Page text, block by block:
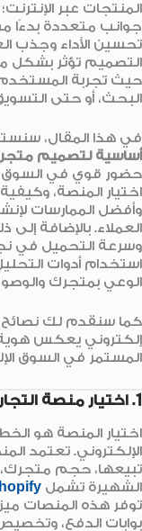
المنتجات عبر
جوانب متعددة بدءًا
تحسين الأداء وجذب
التصميم تؤثر بشكل
حيث تجربة
البحث، أو حتى
في هذا المقال،
أساسية لتصميم متجر
حضور قوي في السوق
اختيار المنصة،
وأفضل الممارسات
العملاء. بالإضافة
وسرعة التحميل في
استخدام أدوات
الوعي بمتجرك
كما سنقدم لك
إلكتروني يعكس هوية
المستمر في السوق
1. اختيار منصة التجارة الإلكترونية المناسبة:
اختيار المنصة هو
الإلكتروني. تعتمد
تبيعها، حجم
الشهيرة تشمل
توفر هذه المنصات
بوابات الدفع،